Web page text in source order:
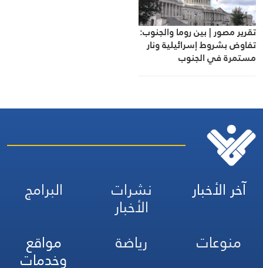
تقرير مصور | بين روما والجنوب:
تفاوض بشروط إسرائيلية ونار
مستمرة في الجنوب
آخر الأخبار نشرات
الأخبار
البرامج
منوعات
رياضة مواقع
وخدمات